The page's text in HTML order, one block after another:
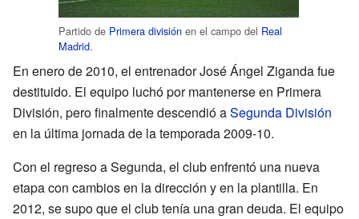
Partido de Primera división en el campo del Real
Madrid.
En enero de 2010, el entrenador José Ángel Ziganda fue
destituido. El equipo luchó por mantenerse en Primera
División, pero finalmente descendió aSegunda División
en la última jornada de la temporada 2009-10.
Con el regreso a Segunda, el club enfrentó una nueva
etapa con cambios en la dirección y en la plantilla. En
2012, se supo que el club tenía una gran deuda. El equipo